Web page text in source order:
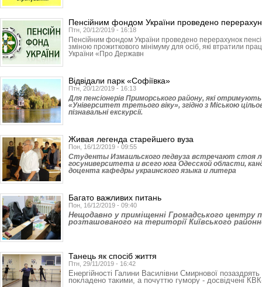
Пенсійним фондом України проведено
Птн, 20/12/2019 - 16:18
Пенсійним фондом України проведено перерахунок
зміною прожиткового мінімуму для осіб, які втратили
України «Про Державн
Відвідали парк «Софіївка»
Птн, 20/12/2019 - 16:13
Для пенсіонерів Приморського району, які отримують
«Університет третього віку», згідно з Міською
пізнавальні екскурсії.
Живая легенда старейшего вуза
Пон, 16/12/2019 - 09:55
Студенты Измаильского педвуза встречают стоя
госуниверситета и всего юга Одесской области,
доцента кафедры украинского языка и литера
Багато важливих питань
Пон, 16/12/2019 - 09:40
Нещодавно у приміщенні Громадського центру
розташованого на території Київського
Танець як спосіб життя
Птн, 29/11/2019 - 16:42
Енергійності Галини Василівни Смирнової позаздрять
покладено такими, а почуттю гумору - досвідчені